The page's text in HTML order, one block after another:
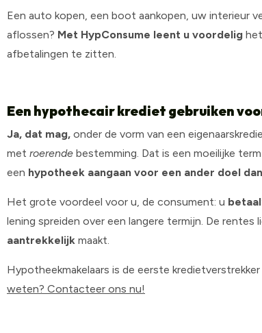
Een auto kopen, een boot aankopen, uw interieur
aflossen? Met HypConsume leent u voordelig
afbetalingen te zitten.
Een hypothecair krediet gebruiken
Ja, dat mag, onder de vorm van een
met roerende bestemming. Dat is een moeilijke
een hypotheek aangaan voor een ander doel
Het grote voordeel voor u, de consument: u
lening spreiden over een langere termijn. De rentes
aantrekkelijk maakt.
Hypotheekmakelaars is de eerste
weten? Contacteer ons nu!